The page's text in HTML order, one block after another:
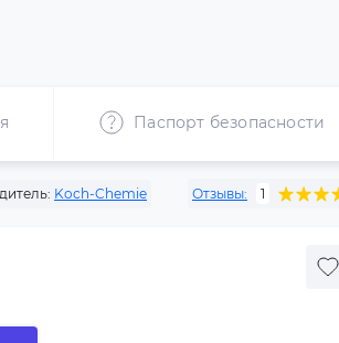
Паспорт безопасности
Koch-Chemie Отзывы: 1